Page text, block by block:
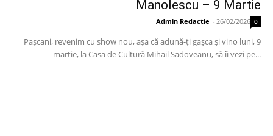
Manolescu – 9 Martie
Admin Redactie - 26/02/2026 0
Paşcani, revenim cu show nou, aşa că adună-ţi gaşca şi vino luni, 9
martie, la Casa de Cultură Mihail Sadoveanu, să îi vezi pe...